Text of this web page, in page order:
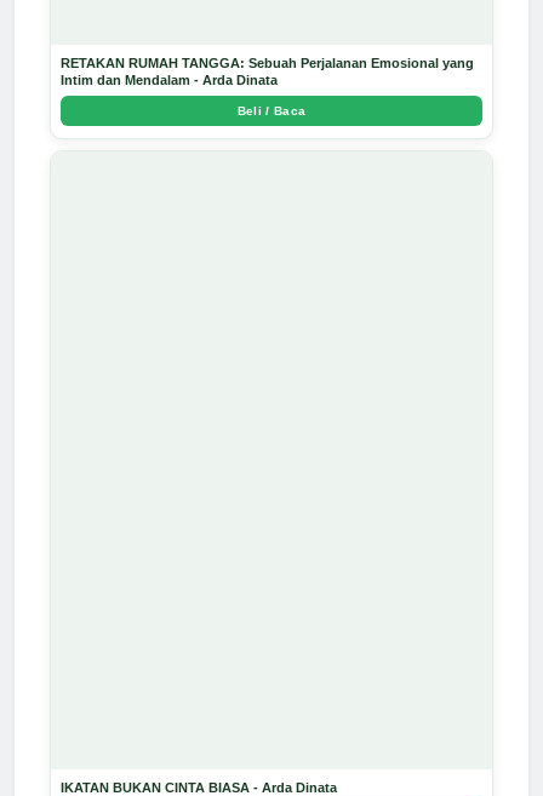
RETAKAN RUMAH TANGGA: Sebuah Perjalanan Emosional yang
Intim dan Mendalam - Arda Dinata
Beli / Baca
IKATAN BUKAN CINTA BIASA - Arda Dinata